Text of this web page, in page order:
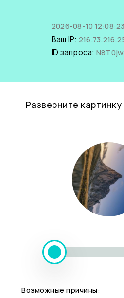
2026-08-10
Ваш IP:
ID запроса:
Разверните
Возможные причины: